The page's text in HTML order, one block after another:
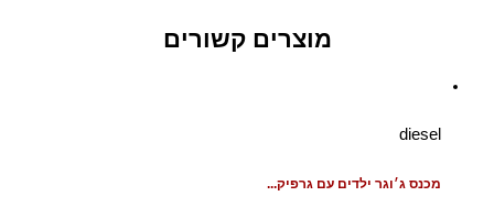
מוצרים קשורים
diesel
מכנס ג׳וגר ילדים עם גרפיק...